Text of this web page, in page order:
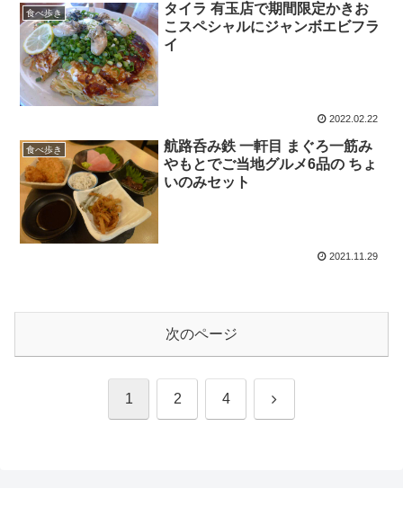
食べ歩き
タイラ 有玉店で期間限定かきお
こスペシャルにジャンボエビフラ
イ
2022.02.22
食べ歩き
航路呑み鉄 一軒目 まぐろ一筋み
やもとでご当地グルメ6品の ちょ
いのみセット
2021.11.29
次のページ
1 2 4